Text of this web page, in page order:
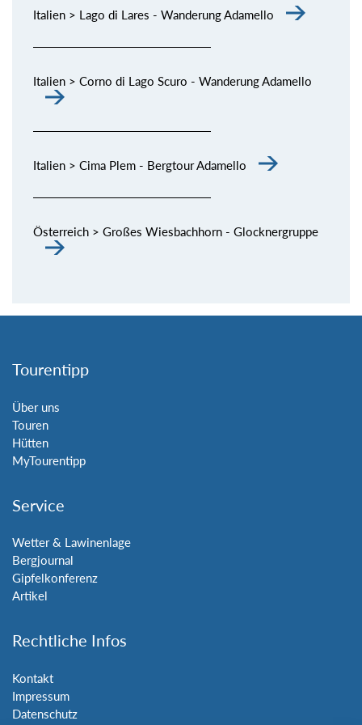
Italien > Lago di Lares - Wanderung Adamello
Italien > Corno di Lago Scuro - Wanderung Adamello
Italien > Cima Plem - Bergtour Adamello
Österreich > Großes Wiesbachhorn - Glocknergruppe
Tourentipp
Über uns
Touren
Hütten
MyTourentipp
Service
Wetter & Lawinenlage
Bergjournal
Gipfelkonferenz
Artikel
Rechtliche Infos
Kontakt
Impressum
Datenschutz